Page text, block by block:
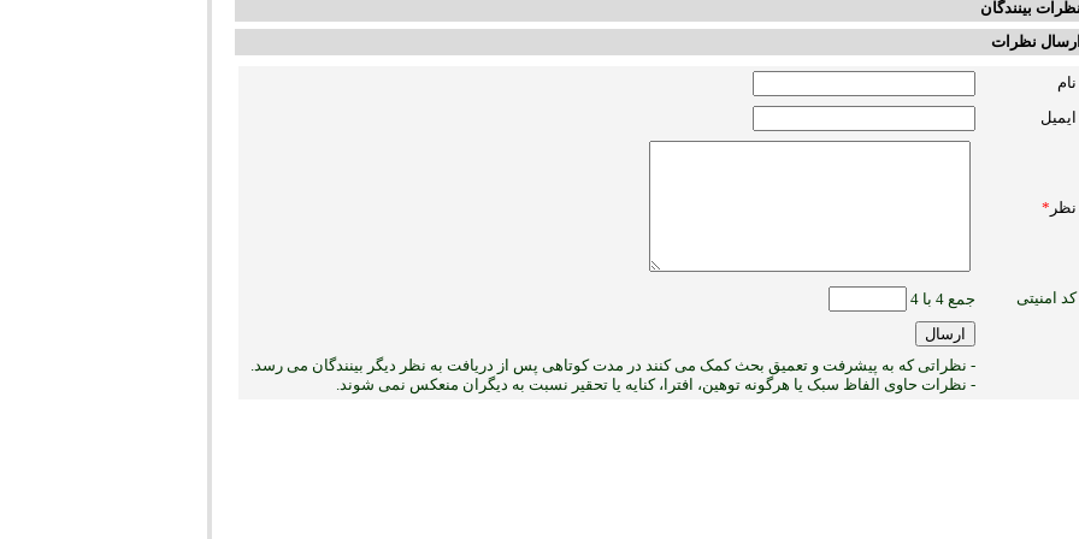
بینندگان
نظرات
نام
ایمیل
نظر *
کد امنیتی جمع 4 با 4
- نظراتی که به پیشرفت و تعمیق بحث کمک می کنند در مدت کوتاهی پس از دریافت به نظر دیگر بینندگان می رسد.
- نظرات حاوی الفاظ سبک یا هرگونه توهین، افترا، کنایه یا تحقیر نسبت به دیگران منعکس نمی ‏شوند.